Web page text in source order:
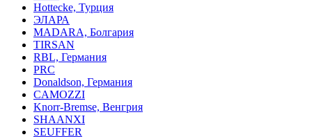
Hottecke, Турция
ЭЛАРА
MADARA, Болгария
TIRSAN
RBL, Германия
PRC
Donaldson, Германия
CAMOZZI
Knorr-Bremse, Венгрия
SHAANXI
SEUFFER